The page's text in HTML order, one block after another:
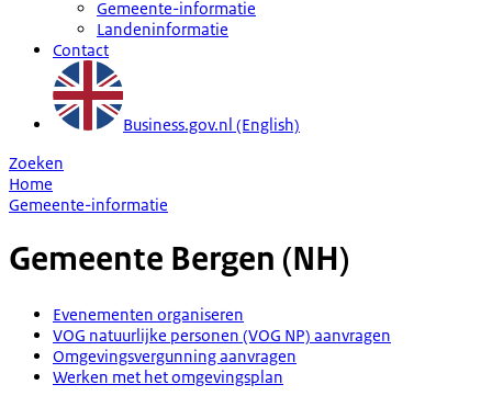
Gemeente-informatie
Landeninformatie
Contact
Business.gov.nl (English)
Zoeken
Home
Gemeente-informatie
Gemeente Bergen (NH)
Evenementen organiseren
VOG natuurlijke personen (VOG NP) aanvragen
Omgevingsvergunning aanvragen
Werken met het omgevingsplan